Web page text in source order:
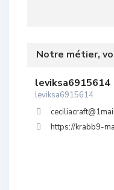
Notre métier,
leviksa6915614
leviksa6915614
https://krabb9-